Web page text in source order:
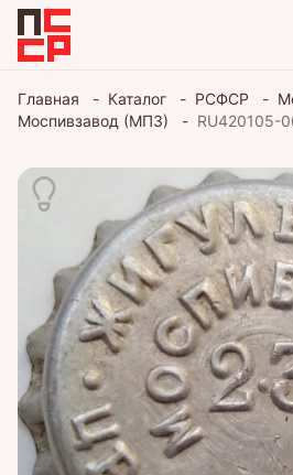
Каталог
Блог
Войти /
Тема оформления
Главная Каталог РСФСР
Моспивзавод (МПЗ)
RU420105-